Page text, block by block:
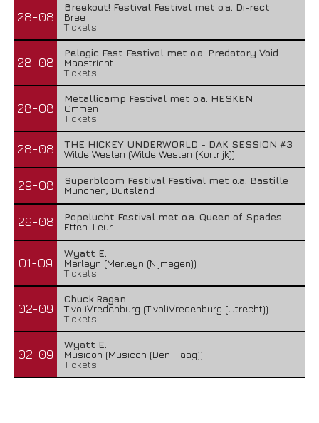
28-08
Breekout! Festival Festival met o.a. Di-rect
Bree
Tickets
28-08
Pelagic Fest Festival met o.a. Predatory Void
Maastricht
Tickets
28-08
Metallicamp Festival met o.a. HESKEN
Ommen
Tickets
28-08
THE HICKEY UNDERWORLD - DAK SESSION #3
Wilde Westen (Wilde Westen (Kortrijk))
29-08
Superbloom Festival Festival met o.a. Bastille
Munchen, Duitsland
29-08
Popelucht Festival met o.a. Queen of Spades
Etten-Leur
01-09
Wyatt E.
Merleyn (Merleyn (Nijmegen))
Tickets
02-09
Chuck Ragan
TivoliVredenburg (TivoliVredenburg (Utrecht))
Tickets
02-09
Wyatt E.
Musicon (Musicon (Den Haag))
Tickets